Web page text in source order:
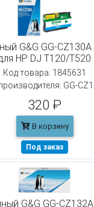
G&G GG-
HP DJ T120/T520
Код товара: 1845631
GG-
320 ₽
В корзину
Под заказ
G&G GG-